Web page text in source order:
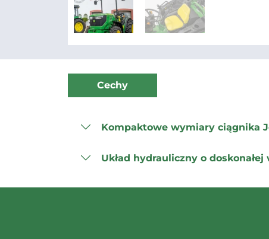
Cechy
Kompaktowe wymiary ciągnika
Układ hydrauliczny o